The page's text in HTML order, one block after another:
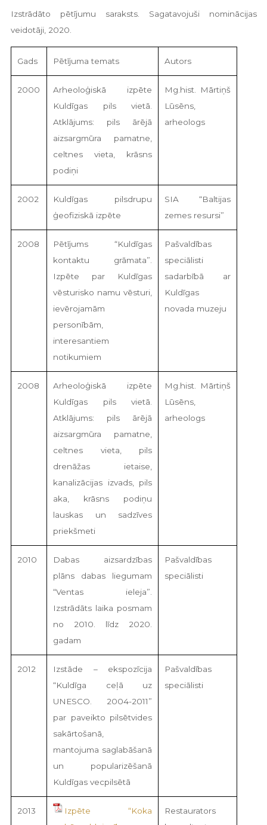
Izstrādāto pētījumu saraksts. Sagatavojuši nominācijas
veidotāji, 2020.
Gads Pētījuma temats Autors
2000
Arheoloģiskā izpēte
Kuldīgas pils vietā.
Atklājums: pils ārējā
aizsargmūra pamatne,
celtnes vieta, krāsns
podiņi
Mg.hist. Mārtiņš
Lūsēns,
arheologs
2002
Kuldīgas pilsdrupu
ģeofiziskā izpēte
SIA “Baltijas
zemes resursi”
2008
Pētījums “Kuldīgas
kontaktu grāmata”.
Izpēte par Kuldīgas
vēsturisko namu vēsturi,
ievērojamām
personībām,
interesantiem
notikumiem
Pašvaldības
speciālisti
sadarbībā ar
Kuldīgas
novada muzeju
2008
Arheoloģiskā izpēte
Kuldīgas pils vietā.
Atklājums: pils ārējā
aizsargmūra pamatne,
celtnes vieta, pils
drenāžas ietaise,
kanalizācijas izvads, pils
aka, krāsns podiņu
lauskas un sadzīves
priekšmeti
Mg.hist. Mārtiņš
Lūsēns,
arheologs
2010
Dabas aizsardzības
plāns dabas liegumam
“Ventas ieleja”.
Izstrādāts laika posmam
no 2010. līdz 2020.
gadam
Pašvaldības
speciālisti
2012
Izstāde – ekspozīcija
“Kuldīga ceļā uz
UNESCO. 2004-2011”
par paveikto pilsētvides
sakārtošanā,
mantojuma saglabāšanā
un popularizēšanā
Kuldīgas vecpilsētā
Pašvaldības
speciālisti
2013
Izpēte “Koka
Restaurators